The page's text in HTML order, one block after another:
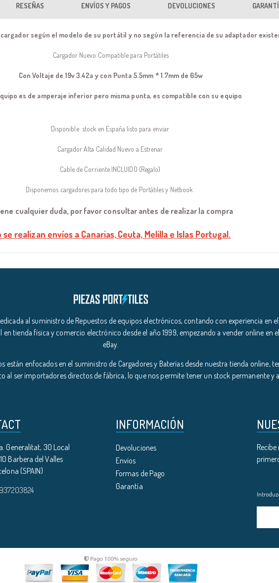
según el modelo de su portátil y no según la referencia de su adaptador
Cargador Nuevo Compatible para Portátiles
Con Voltaje de 19v 3.42a y con Punta 5.5mm * 1.7mm de 65w
es de amperaje inferior pero misma punta, es compatible con su equipo
Disponible stock en España listo para enviar
Cargador Alta Calidad Nuevo a Estrenar
Cable de Corriente INCLUIDO (Regalo)
Disponemos cargadores para todo tipo de Portátiles y Netbook
cualquier duda, por favor consultar antes de realizar la compra
se realizan envíos a Canarias, Ceuta, Melilla e Islas Portugal.
RESEÑAS ENVÍOS Y PAGOS DEVOLUCIONES
al suministro de Repuestos de equipos electrónicos, contando con experiencia en
tienda física y comercio electrónico desde el año 1999, empezando a vender online en
eBay.
están enfocados en el suministro de Cargadores y Baterías desde nuestra tienda online,
al ser importadores directos de fábrica, lo que nos permite tener un stock permanente y
Generalitat, 30 Local
Barbera del Valles
(SPAIN)
INFORMACIÓN
Devoluciones
Envíos
Formas de Pago
Garantía